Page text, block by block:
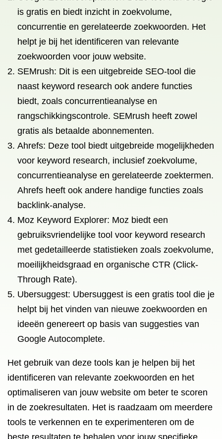
is gratis en biedt inzicht in zoekvolume,
concurrentie en gerelateerde zoekwoorden. Het
helpt je bij het identificeren van relevante
zoekwoorden voor jouw website.
SEMrush: Dit is een uitgebreide SEO-tool die
naast keyword research ook andere functies
biedt, zoals concurrentieanalyse en
rangschikkingscontrole. SEMrush heeft zowel
gratis als betaalde abonnementen.
Ahrefs: Deze tool biedt uitgebreide mogelijkheden
voor keyword research, inclusief zoekvolume,
concurrentieanalyse en gerelateerde zoektermen.
Ahrefs heeft ook andere handige functies zoals
backlink-analyse.
Moz Keyword Explorer: Moz biedt een
gebruiksvriendelijke tool voor keyword research
met gedetailleerde statistieken zoals zoekvolume,
moeilijkheidsgraad en organische CTR (Click-
Through Rate).
Ubersuggest: Ubersuggest is een gratis tool die je
helpt bij het vinden van nieuwe zoekwoorden en
ideeën genereert op basis van suggesties van
Google Autocomplete.
Het gebruik van deze tools kan je helpen bij het
identificeren van relevante zoekwoorden en het
optimaliseren van jouw website om beter te scoren
in de zoekresultaten. Het is raadzaam om meerdere
tools te verkennen en te experimenteren om de
beste resultaten te behalen voor jouw specifieke